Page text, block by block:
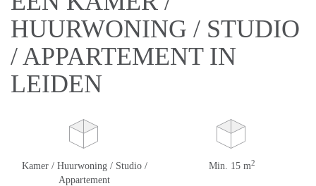
HUURWONING / STUDIO
/ APPARTEMENT IN
LEIDEN
Kamer / Huurwoning / Studio /
Appartement
Min. 15 m2